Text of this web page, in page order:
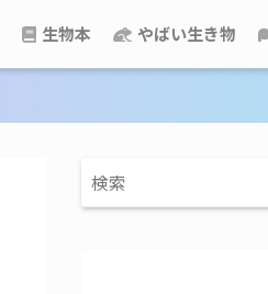
生物本 やばい生き物